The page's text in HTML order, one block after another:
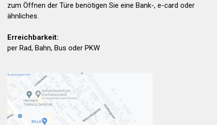
zum Öffnen der Türe benötigen Sie eine Bank-, e-card oder
ähnliches.
Erreichbarkeit:
per Rad, Bahn, Bus oder PKW